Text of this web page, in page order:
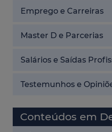
Emprego e Carreiras
Master D e Parcerias
Salários e Saídas
Testemunhos e
Conteúdos em